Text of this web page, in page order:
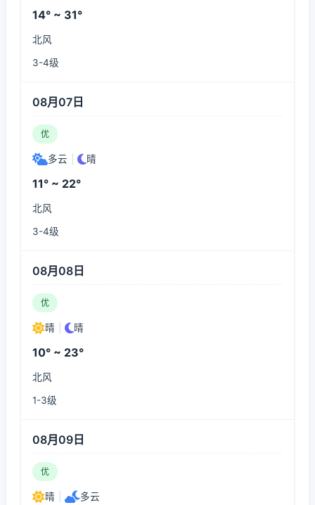
14° ~ 31°
北风
3-4级
08月07日
优
多云 晴
11° ~ 22°
北风
3-4级
08月08日
优
晴 晴
10° ~ 23°
北风
1-3级
08月09日
优
晴 多云